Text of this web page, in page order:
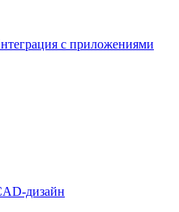
с приложениями
дизайн